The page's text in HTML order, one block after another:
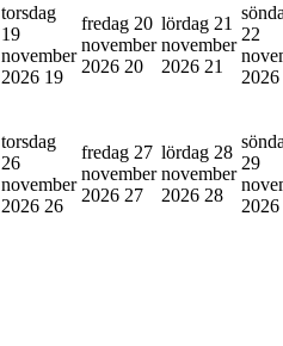
torsdag
19
november
2026 19
fredag 20
november
2026 20
lördag 21
november
2026 21
22
2026
torsdag
26
november
2026 26
fredag 27
november
2026 27
lördag 28
november
2026 28
29
2026